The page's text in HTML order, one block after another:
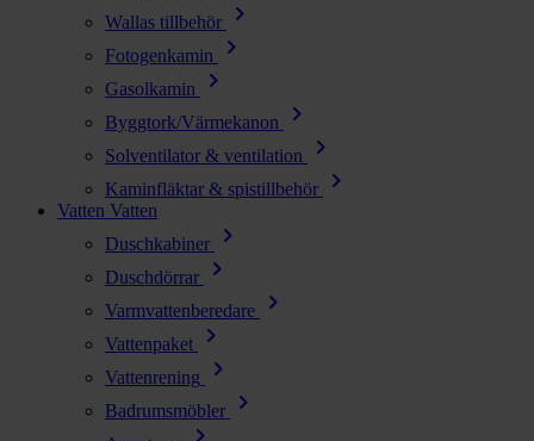
Wallas tillbehör chevron_right
Fotogenkamin chevron_right
Gasolkamin chevron_right
Byggtork/Värmekanon chevron_right
Solventilator & ventilation chevron_right
Kaminfläktar & spistillbehör chevron_right
Vatten Vatten
Duschkabiner
chevron_right
Duschdörrar chevron_right
Varmvattenberedare chevron_right
Vattenpaket chevron_right
Vattenrening chevron_right
Badrumsmöbler chevron_right